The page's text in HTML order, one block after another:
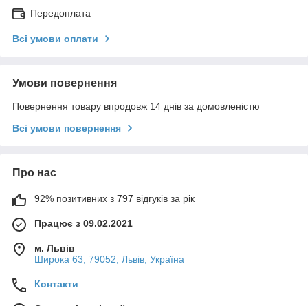
Передоплата
Всі умови оплати
Умови повернення
Повернення товару впродовж 14 днів за домовленістю
Всі умови повернення
Про нас
92% позитивних з 797 відгуків за рік
Працює з 09.02.2021
м. Львів
Широка 63, 79052, Львів, Україна
Контакти